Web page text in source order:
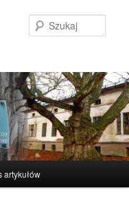
artykułów